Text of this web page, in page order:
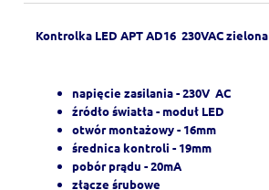
Kontrolka LED APT AD16 230VAC zielona
napięcie zasilania - 230V AC
źródło światła - moduł LED
otwór montażowy - 16mm
średnica kontroli - 19mm
pobór prądu - 20mA
złącze śrubowe